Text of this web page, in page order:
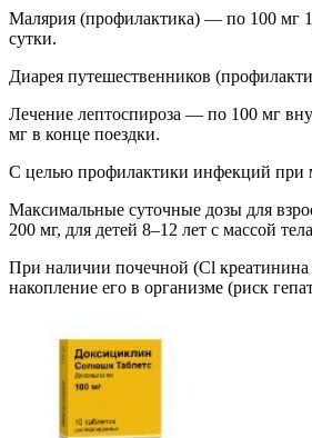
Малярия (профилактика) — по 100 мг 1
сутки.
Диарея путешественников
Лечение лептоспироза — по 100 мг
мг в конце поездки.
С целью профилактики инфекций при
Максимальные суточные дозы для
200 мг, для детей 8–12 лет с массой
При наличии почечной (Cl креатинина
накопление его в организме (риск